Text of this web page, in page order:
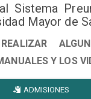
Sistema
Mayor de
Y LOS
ADMISIONES